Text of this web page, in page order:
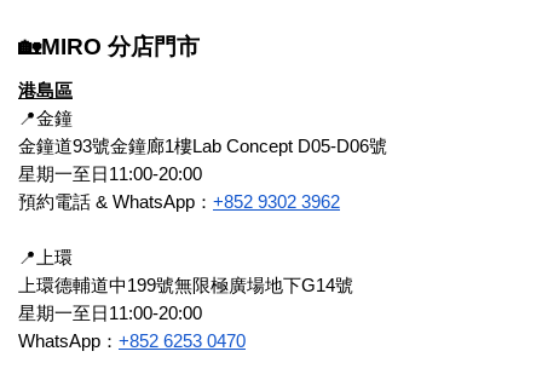
🏡MIRO 分店門市
港島區
📍金鐘
金鐘道93號金鐘廊1樓Lab Concept D05-D06號
星期一至日11:00-20:00
預約電話 & WhatsApp： +852 9302 3962
📍上環
上環德輔道中199號無限極廣場地下G14號
星期一至日11:00-20:00
WhatsApp： +852 6253 0470